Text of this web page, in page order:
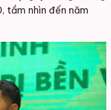
tầm nhìn đến năm